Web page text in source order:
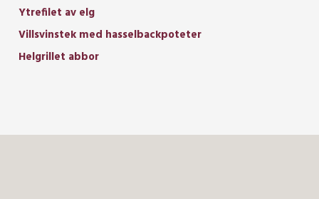
Ytrefilet av elg
Villsvinstek med hasselbackpoteter
Helgrillet abbor